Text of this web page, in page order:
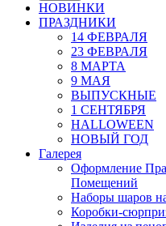
НОВИНКИ
ПРАЗДНИКИ
14 ФЕВРАЛЯ
23 ФЕВРАЛЯ
8 МАРТА
9 МАЯ
ВЫПУСКНЫЕ
1 СЕНТЯБРЯ
HALLOWEEN
НОВЫЙ ГОД
Галерея
Оформление
Помещений
Наборы шаров
Коробки-